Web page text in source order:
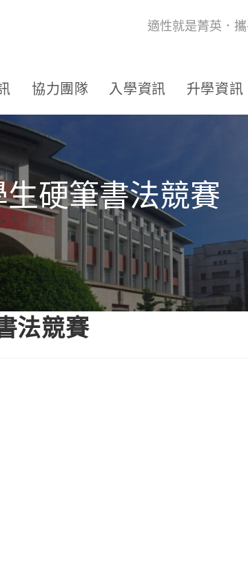
適性就是菁英．
協力團隊 入學資訊 升學資訊
硬筆書法競賽
法競賽